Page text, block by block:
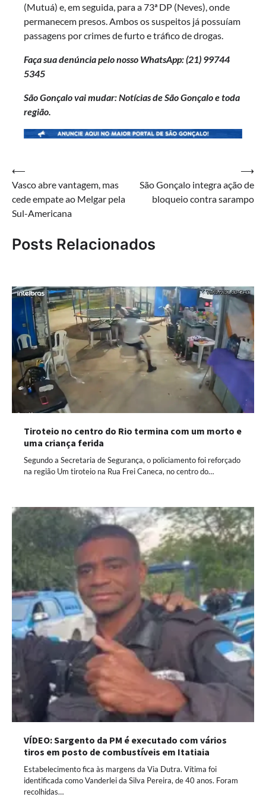
(Mutuá) e, em seguida, para a 73ª DP (Neves), onde
permanecem presos. Ambos os suspeitos já possuíam
passagens por crimes de furto e tráfico de drogas.
Faça sua denúncia pelo nosso WhatsApp: (21) 99744
5345
São Gonçalo vai mudar: Notícias de São Gonçalo e toda
região.
Navegação
de
Post
⟵
Vasco abre vantagem, mas
cede empate ao Melgar pela
Sul-Americana
São Gonçalo integra ação de
bloqueio contra sarampo
⟶
Posts Relacionados
Tiroteio no centro do Rio termina com um morto e
uma criança ferida
Segundo a Secretaria de Segurança, o policiamento foi reforçado
na região Um tiroteio na Rua Frei Caneca, no centro do…
VÍDEO: Sargento da PM é executado com vários
tiros em posto de combustíveis em Itatiaia
Estabelecimento fica às margens da Via Dutra. Vítima foi
identificada como Vanderlei da Silva Pereira, de 40 anos. Foram
recolhidas…